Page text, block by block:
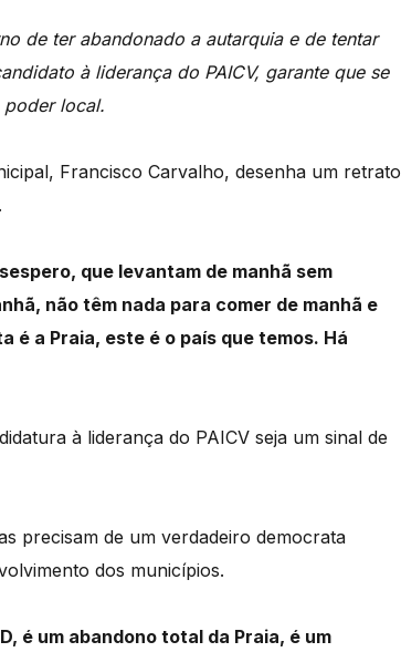
de ter abandonado a autarquia e de tentar
à liderança do PAICV, garante que se
local.
Francisco Carvalho, desenha um retrato
que levantam de manhã sem
não têm nada para comer de manhã e
é a Praia, este é o país que temos. Há
à liderança do PAICV seja um sinal de
precisam de um verdadeiro democrata
dos municípios.
é um abandono total da Praia, é um